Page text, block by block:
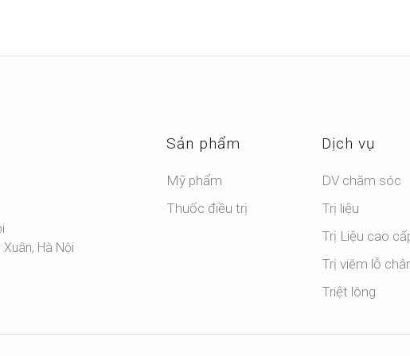
Hà Nội
Sản phẩm
Mỹ phẩm
Thuốc điều trị
Dịch vụ
DV chăm sóc
Trị liệu
Trị Liệu cao
Trị viêm lỗ
Triệt lông